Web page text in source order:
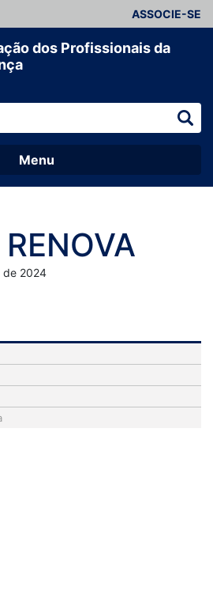
ASSOCIE-SE
dos Profissionais da
Menu
de 2024